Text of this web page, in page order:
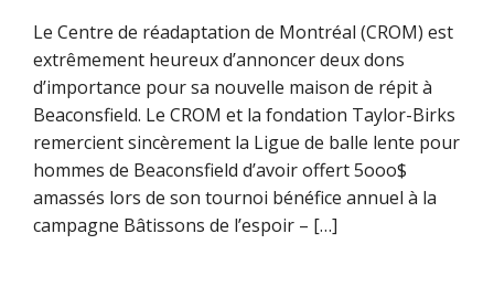
Le Centre de réadaptation de Montréal (CROM) est
extrêmement heureux d’annoncer deux dons
d’importance pour sa nouvelle maison de répit à
Beaconsfield. Le CROM et la fondation Taylor-Birks
remercient sincèrement la Ligue de balle lente pour
hommes de Beaconsfield d’avoir offert 5ooo$
amassés lors de son tournoi bénéfice annuel à la
campagne Bâtissons de l’espoir – […]